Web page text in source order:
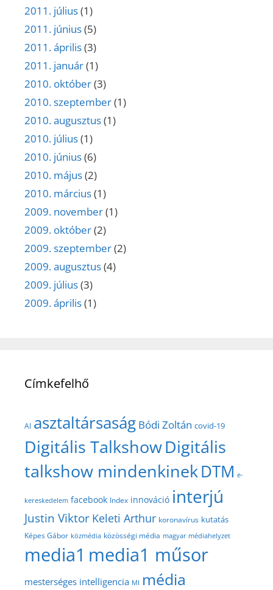
2011. július(1)
2011. június(5)
2011. április(3)
2011. január(1)
2010. október(3)
2010. szeptember(1)
2010. augusztus(1)
2010. július(1)
2010. június(6)
2010. május(2)
2010. március(1)
2009. november(1)
2009. október(2)
2009. szeptember(2)
2009. augusztus(4)
2009. július(3)
2009. április(1)
Címkefelhő
AI asztaltársaság Bódi Zoltán covid-19
Digitális TalkshowDigitális
talkshow mindenkinekDTM e-
kereskedelem facebook Index innováció interjú
Justin Viktor Keleti Arthur koronavírus kutatás
Képes Gábor közmédia közösségi média magyar médiahelyzet
media1 media1 műsor
mesterséges intelligencia MI média